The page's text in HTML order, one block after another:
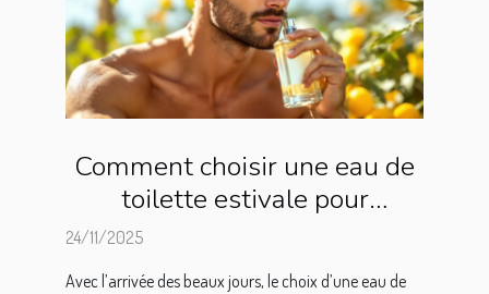
Comment choisir une eau de
toilette estivale pour
24/11/2025
Avec l’arrivée des beaux jours, le choix d’une eau de